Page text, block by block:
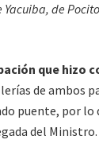
de
que hizo
de ambos
puente, por
del Ministro.